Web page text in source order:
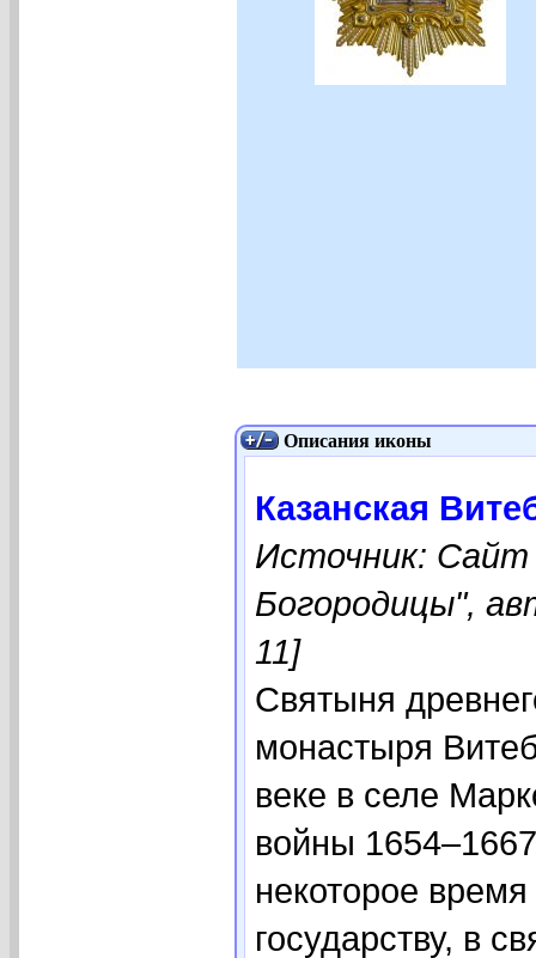
Описания иконы
Казанская
Источник: Сайт
Богородицы",
11]
Святыня
монастыря
веке в селе
войны
некоторое
государству, в